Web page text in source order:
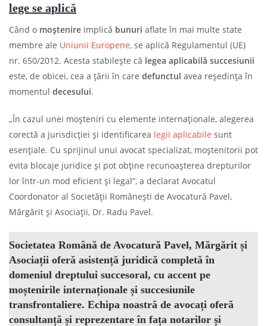
lege se aplică
Când o moștenire implică bunuri aflate în mai multe state
membre ale Uniunii Europene, se aplică Regulamentul (UE)
nr. 650/2012. Acesta stabilește că legea aplicabilă succesiunii
este, de obicei, cea a țării în care defunctul avea reședința în
momentul decesului.
„În cazul unei moșteniri cu elemente internaționale, alegerea
corectă a jurisdicției și identificarea legii aplicabile sunt
esențiale. Cu sprijinul unui avocat specializat, moștenitorii pot
evita blocaje juridice și pot obține recunoașterea drepturilor
lor într-un mod eficient și legal”, a declarat Avocatul
Coordonator al Societății Românești de Avocatură Pavel,
Mărgărit și Asociații, Dr. Radu Pavel.
Societatea Română de Avocatură Pavel, Mărgărit și
Asociații oferă asistență juridică completă în
domeniul dreptului succesoral, cu accent pe
moștenirile internaționale și succesiunile
transfrontaliere. Echipa noastră de avocați oferă
consultanță și reprezentare în fața notarilor și